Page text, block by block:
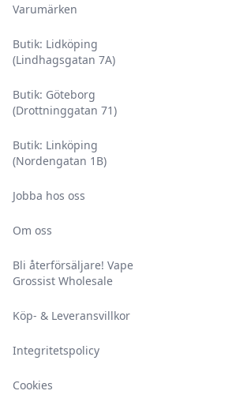
Varumärken
Butik: Lidköping
(Lindhagsgatan 7A)
Butik: Göteborg
(Drottninggatan 71)
Butik: Linköping
(Nordengatan 1B)
Jobba hos oss
Om oss
Bli återförsäljare! Vape
Grossist Wholesale
Köp- & Leveransvillkor
Integritetspolicy
Cookies